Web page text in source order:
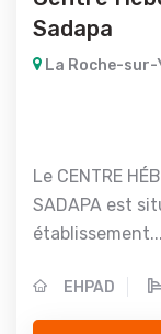
Sadapa
La Roche-
Le CENTRE
SADAPA est
établissement...
EHPAD